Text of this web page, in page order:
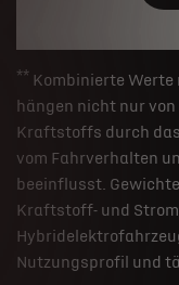
** Kombinierte Werte
hängen nicht nur
Kraftstoffs durch
vom Fahrverhalten
beeinflusst.
Kraftstoff- und
Nutzungsprofil und